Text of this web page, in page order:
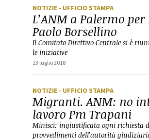
NOTIZIE - UFFICIO STAMPA
L’ANM a Palermo
Paolo Borsellino
Il Comitato Direttivo Centrale si è
le iniziative
13 luglio 2018
NOTIZIE - UFFICIO STAMPA
Migranti. ANM: no
lavoro Pm Trapani
Minisci: ingiustificata ogni richiesta
provvedimenti dell'autorità